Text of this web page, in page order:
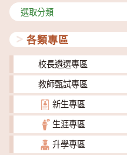
分
類
各類專區
校長遴選專區
教師甄試專區
新生專區
生涯專區
升學專區